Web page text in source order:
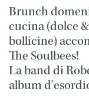
Brunch
cucina (dolce
bollicine)
The Soulbees!
La band di
album